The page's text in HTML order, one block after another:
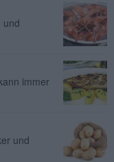
und
immer
und